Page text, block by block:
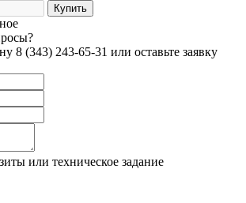
8 (343) 243-65-31 или оставьте заявку
или техническое задание